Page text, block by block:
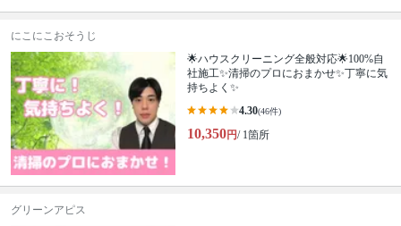
にこにこおそうじ
🌟ハウスクリーニング全般対応🌟100%自
社施工✨清掃のプロにおまかせ✨丁寧に気
持ちよく✨
4.30(46件)
10,350円/ 1箇所
グリーンアピス